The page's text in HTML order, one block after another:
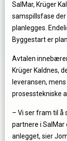
SalMar, Krüger
samspillsfase
planlegges.
Byggestart er
Avtalen
Krüger Kaldnes,
leveransen,
prosesstekniske
– Vi ser fram til å
partnere i
anlegget, sier